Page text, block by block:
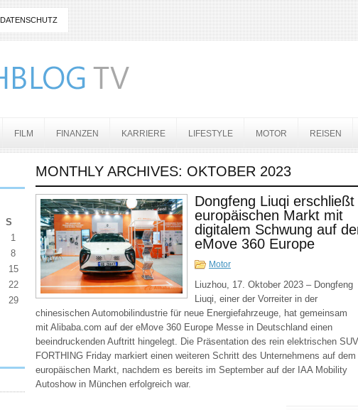
DATENSCHUTZ
FILM FINANZEN KARRIERE LIFESTYLE MOTOR REISEN
MONTHLY ARCHIVES: OKTOBER 2023
Dongfeng Liuqi erschließt
europäischen Markt mit
digitalem Schwung auf
eMove 360 Europe
Motor
Liuzhou, 17. Oktober 2023 – Dongfeng
Liuqi, einer der Vorreiter in der
chinesischen Automobilindustrie für neue Energiefahrzeuge, hat gemeinsam
mit Alibaba.com auf der eMove 360 Europe Messe in Deutschland einen
beeindruckenden Auftritt hingelegt. Die Präsentation des rein elektrischen SUV
FORTHING Friday markiert einen weiteren Schritt des Unternehmens auf dem
europäischen Markt, nachdem es bereits im September auf der IAA Mobility
Autoshow in München erfolgreich war.
S
1
8
15
22
29